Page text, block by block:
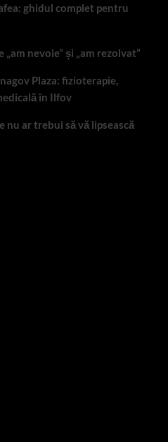
ghidul complet pentru
nevoie” și „am rezolvat”
Plaza: fizioterapie,
în Ilfov
nu ar trebui să vă lipsească